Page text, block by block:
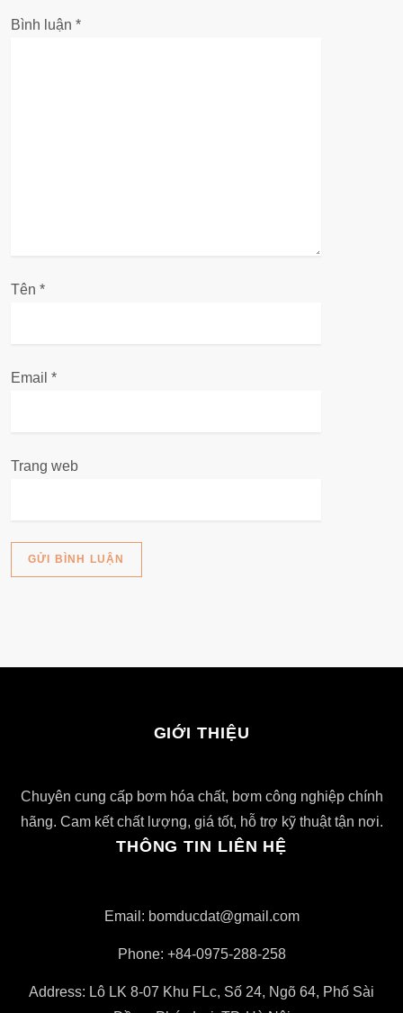
ớ
i
t
Bình luận *
Tên *
Email *
Trang web
GIỚI THIỆU
Chuyên cung cấp bơm hóa chất, bơm công nghiệp chính
hãng. Cam kết chất lượng, giá tốt, hỗ trợ kỹ thuật tận nơi.
THÔNG TIN LIÊN HỆ
Email: bomducdat@gmail.com
Phone: +84-0975-288-258
Address: Lô LK 8-07 Khu FLc, Số 24, Ngõ 64, Phố Sài